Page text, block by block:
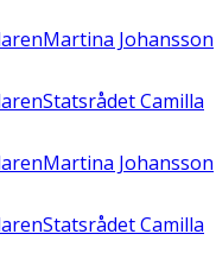
Martina Johansson
Statsrådet Camilla
Martina Johansson
Statsrådet Camilla